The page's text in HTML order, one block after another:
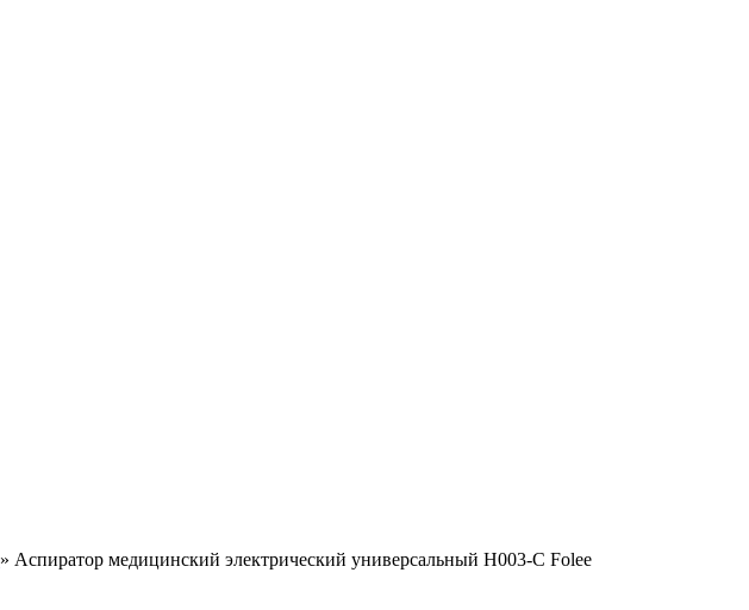
» Аспиратор медицинский электрический универсальный H003-C Folee